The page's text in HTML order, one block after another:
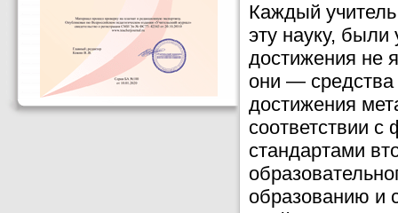
Каждый
эту науку,
достижения не
они — средства
достижения
соответствии
стандартами
образованию и